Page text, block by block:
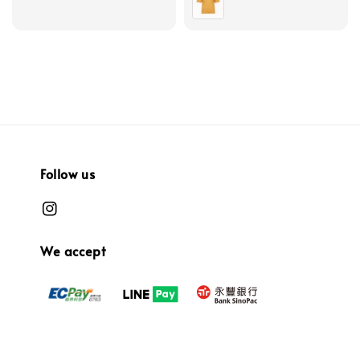
Follow us
We accept